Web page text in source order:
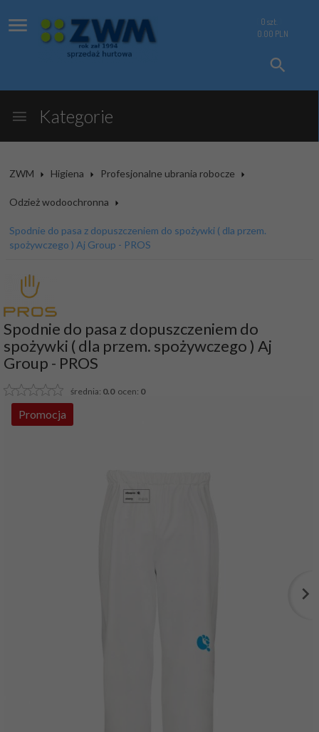
0 szt.
0.00 PLN
Kategorie
ZWM Higiena Profesjonalne ubrania robocze
Odzież wodoochronna
Spodnie do pasa z dopuszczeniem do spożywki ( dla przem.
spożywczego ) Aj Group - PROS
Spodnie do pasa z dopuszczeniem do
spożywki ( dla przem. spożywczego ) Aj
Group - PROS
średnia: 0.0ocen: 0
Promocja